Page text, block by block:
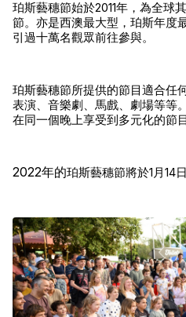
珀斯藝穗節始於2011年，為全球
節。亦是西澳最大型，珀斯年度
引過十萬名觀眾前往參與。
珀斯藝穗節所提供的節目適合任
表演、音樂劇、馬戲、劇場等等
在同一個晚上享受到多元化的節目
2022年的珀斯藝穗節將於1月14